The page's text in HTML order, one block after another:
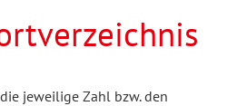
jeweilige Zahl bzw. den